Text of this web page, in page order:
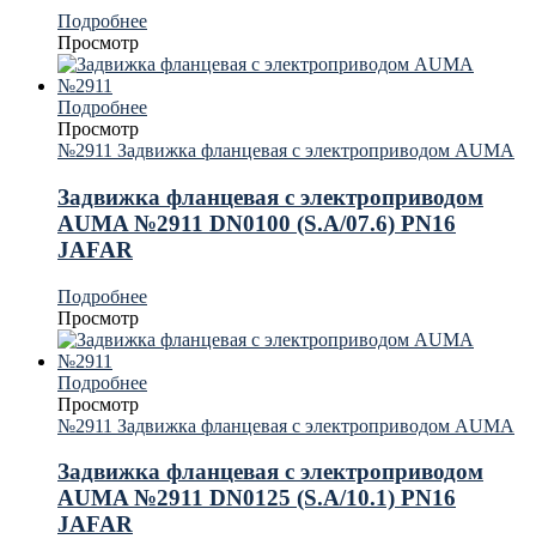
Подробнее
Просмотр
Подробнее
Просмотр
№2911 Задвижка фланцевая с электроприводом AUMA
Задвижка фланцевая с электроприводом
AUMA №2911 DN0100 (S.A/07.6) PN16
JAFAR
Подробнее
Просмотр
Подробнее
Просмотр
№2911 Задвижка фланцевая с электроприводом AUMA
Задвижка фланцевая с электроприводом
AUMA №2911 DN0125 (S.A/10.1) PN16
JAFAR